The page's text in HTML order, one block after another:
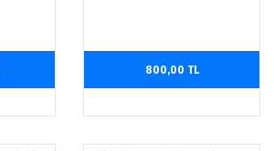
800,00 TL